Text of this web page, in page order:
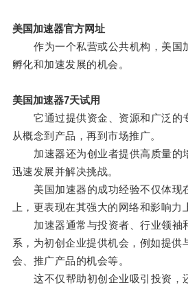
美国加速器官方网址
作为一个私营或公共机构，美国
孵化和加速发展的机会。
美国加速器7天试用
它通过提供资金、资源和广泛的
从概念到产品，再到市场推广。
加速器还为创业者提供高质量的
迅速发展并解决挑战。
美国加速器的成功经验不仅体现
上，更表现在其强大的网络和影响力
加速器通常与投资者、行业领袖
系，为初创企业提供机会，例如提供
会、推广产品的机会等。
这不仅帮助初创企业吸引投资，